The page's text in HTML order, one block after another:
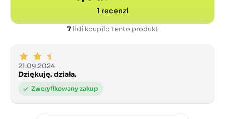
1 recenzí
7lidí koupilo tento produkt
21.09.2024
Dziękuję. działa.